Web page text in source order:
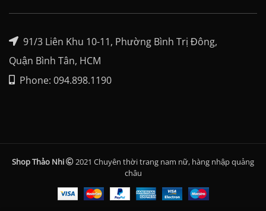
91/3 Liên Khu 10-11, Phường Bình Trị Đông,
Quận Bình Tân, HCM
Phone: 094.898.1190
Shop Thảo Nhi
2021 Chuyên thời trang nam nữ, hàng nhập quảng
châu